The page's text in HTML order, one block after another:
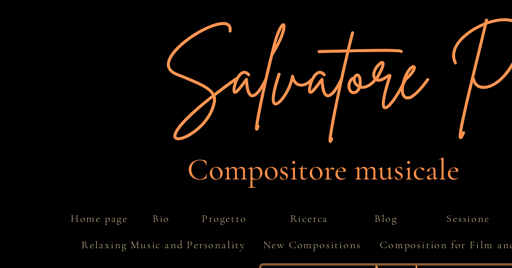
Compositore musicale
Home page Bio Progetto Ricerca Blog Sessione
Relaxing Music and Personality New Compositions Composition for Film